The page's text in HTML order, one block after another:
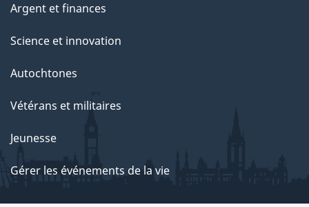
Argent et finances
Science et innovation
Autochtones
Vétérans et militaires
Jeunesse
Gérer les événements de la vie